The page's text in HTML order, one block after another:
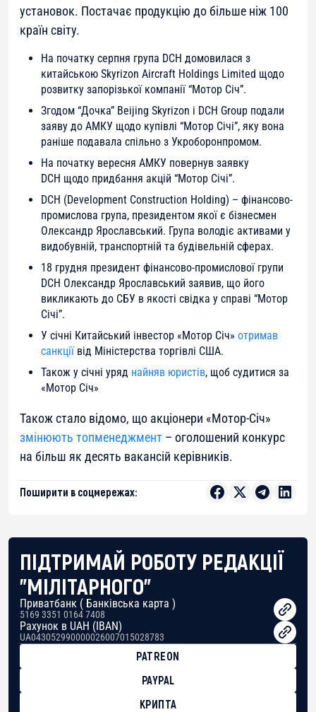
установок. Постачає продукцію до більше ніж 100
країн світу.
На початку серпня група DCH домовилася з
китайською Skyrizon Aircraft Holdings Limited щодо
розвитку запорізької компанії “Мотор Січ”.
Згодом “Дочка” Beijing Skyrizon і DCH Group подали
заяву до АМКУ щодо купівлі “Мотор Січі”, яку вона
раніше подавала спільно з Укроборонпромом.
На початку вересня АМКУ повернув заявку
DCH щодо придбання акцій “Мотор Січі”.
DCH (Development Construction Holding) – фінансово-
промислова група, президентом якої є бізнесмен
Олександр Ярославський. Група володіє активами у
видобувній, транспортній та будівельній сферах.
18 грудня президент фінансово-промислової групи
DCH Олександр Ярославський заявив, що його
викликають до СБУ в якості свідка у справі “Мотор
Січі”.
У січні Китайський інвестор «Мотор Січ» отримав
санкціївід Міністерства торгівлі США.
Також у січні уряд найняв юристів, щоб судитися за
«Мотор Січ»
Також стало відомо, що акціонери «Мотор-Січ»
змінюють топменеджмент – оголошений конкурс
на більш як десять вакансій керівників.
Поширити в соцмережах:
ПІДТРИМАЙ РОБОТУ РЕДАКЦІЇ
"МІЛІТАРНОГО"
Приватбанк ( Банківська карта )
5169 3351 0164 7408
Рахунок в UAH (IBAN)
UA043052990000026007015028783
PATREON
PAYPAL
КРИПТА